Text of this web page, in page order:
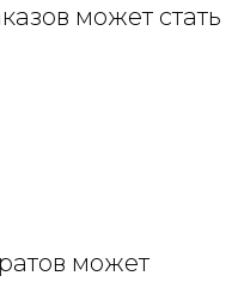
может стать
может